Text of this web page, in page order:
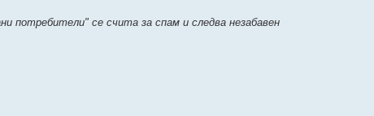
потребители" се счита за спам и следва незабавен